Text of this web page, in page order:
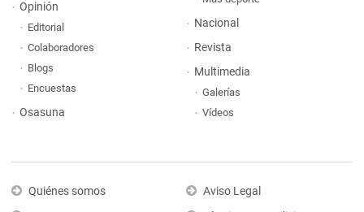
Opinión
Editorial
Colaboradores
Blogs
Encuestas
Osasuna
Nacional
Revista
Multimedia
Galerías
Vídeos
Quiénes somos
Aviso Legal